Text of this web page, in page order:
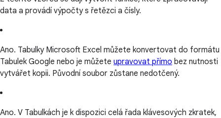
data a provádí výpočty s řetězci a čísly.
Ano. Tabulky Microsoft Excel můžete konvertovat do formátu
Tabulek Google nebo je můžete upravovat přímo bez nutnosti
vytvářet kopii. Původní soubor zůstane nedotčený.
Ano. V Tabulkách je k dispozici celá řada klávesových zkratek,